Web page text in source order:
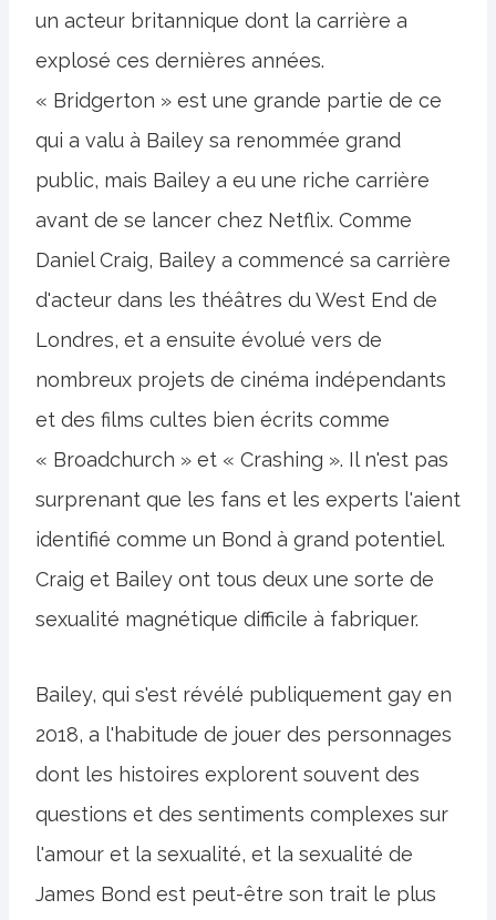
un acteur britannique dont la carrière a
explosé ces dernières années.
« Bridgerton » est une grande partie de ce
qui a valu à Bailey sa renommée grand
public, mais Bailey a eu une riche carrière
avant de se lancer chez Netflix. Comme
Daniel Craig, Bailey a commencé sa carrière
d'acteur dans les théâtres du West End de
Londres, et a ensuite évolué vers de
nombreux projets de cinéma indépendants
et des films cultes bien écrits comme
« Broadchurch » et « Crashing ». Il n'est pas
surprenant que les fans et les experts l'aient
identifié comme un Bond à grand potentiel.
Craig et Bailey ont tous deux une sorte de
sexualité magnétique difficile à fabriquer.
Bailey, qui s'est révélé publiquement gay en
2018, a l'habitude de jouer des personnages
dont les histoires explorent souvent des
questions et des sentiments complexes sur
l'amour et la sexualité, et la sexualité de
James Bond est peut-être son trait le plus